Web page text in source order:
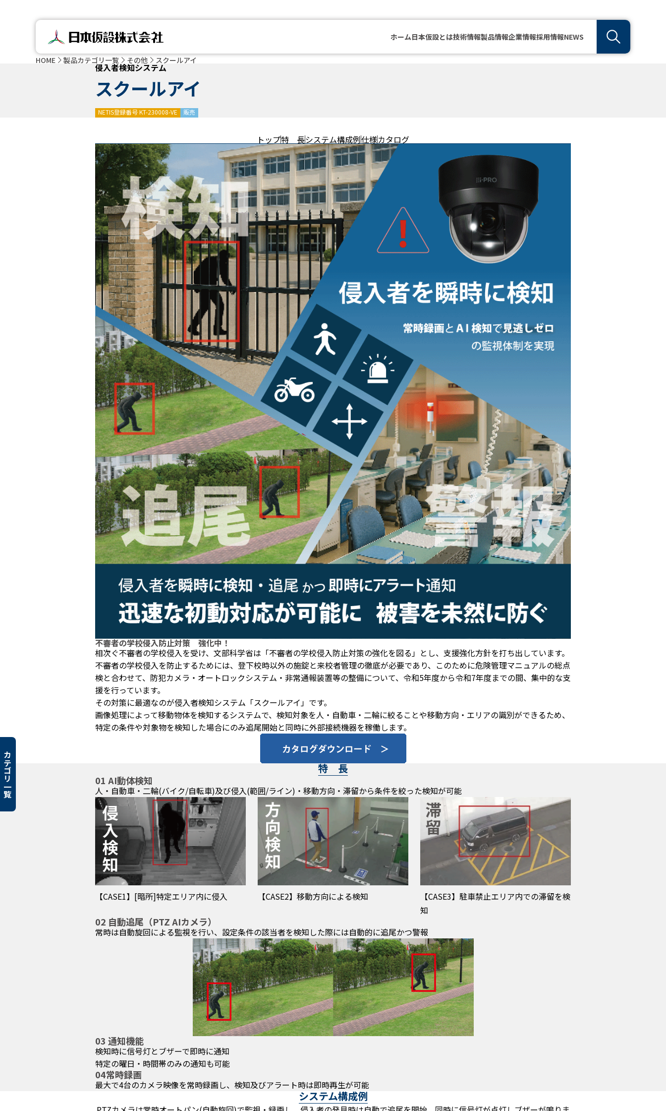
ホーム日本仮設とは技術情報製品情報企業情報採用情報NEWS
HOME 製品カテゴリ一覧 その他 スクールアイ
侵入者検知システム
スクールアイ
NETIS登録番号 KT-230008-VE 販売
トップ特 長システム構成例仕様カタログ
不審者の学校侵入防止対策 強化中！
相次ぐ不審者の学校侵入を受け、文部科学省は「不審者の学校侵入防止対策の強化を図る」とし、支援強化方針を打ち出しています。
不審者の学校侵入を防止するためには、登下校時以外の施錠と来校者管理の徹底が必要であり、このために危険管理マニュアルの総点
検と合わせて、防犯カメラ・オートロックシステム・非常通報装置等の整備について、令和5年度から令和7年度までの間、集中的な支
援を行っています。
その対策に最適なのが侵入者検知システム「スクールアイ」です。
画像処理によって移動物体を検知するシステムで、検知対象を人・自動車・二輪に絞ることや移動方向・エリアの識別ができるため、
特定の条件や対象物を検知した場合にのみ追尾開始と同時に外部接続機器を稼働します。
特 長
01 AI動体検知
人・自動車・二輪(バイク/自転車)及び侵入(範囲/ライン)・移動方向・滞留から条件を絞った検知が可能
【CASE1】[暗所]特定エリア内に侵入 【CASE2】移動方向による検知
【CASE3】駐車禁止エリア内での滞留を検
知
02 自動追尾（PTZ AIカメラ）
常時は自動旋回による監視を行い、設定条件の該当者を検知した際には自動的に追尾かつ警報
03 通知機能
検知時に信号灯とブザーで即時に通知
特定の曜日・時間帯のみの通知も可能
04常時録画
最大で4台のカメラ映像を常時録画し、検知及びアラート時は即時再生が可能
システム構成例
カテゴリ一覧